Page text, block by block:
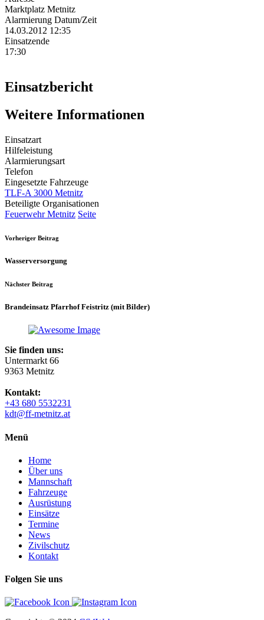
Marktplatz Metnitz
Alarmierung Datum/Zeit
14.03.2012 12:35
Einsatzende
17:30
Einsatzbericht
Weitere Informationen
Einsatzart
Hilfeleistung
Alarmierungsart
Telefon
Eingesetzte Fahrzeuge
TLF-A 3000 Metnitz
Beteiligte Organisationen
Feuerwehr Metnitz Seite
Vorheriger Beitrag
Wasserversorgung
Nächster Beitrag
Brandeinsatz Pfarrhof Feistritz (mit Bilder)
Sie finden uns:
Untermarkt 66
9363 Metnitz
Kontakt:
+43 680 5532231
kdt@ff-metnitz.at
Menü
Home
Über uns
Mannschaft
Fahrzeuge
Ausrüstung
Einsätze
Termine
News
Zivilschutz
Kontakt
Folgen Sie uns